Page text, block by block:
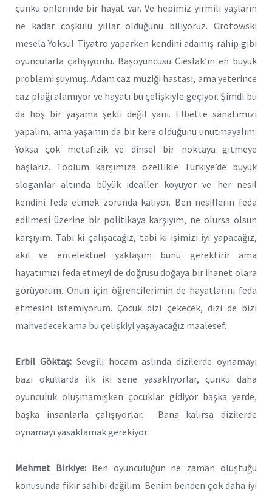
çünkü önlerinde bir hayat var. Ve hepimiz yirmili yaşların
ne kadar coşkulu yıllar olduğunu biliyoruz. Grotowski
mesela Yoksul Tiyatro yaparken kendini adamış rahip gibi
oyuncularla çalışıyordu. Başoyuncusu Cieslak’ın en büyük
problemi şuymuş. Adam caz müziği hastası, ama yeterince
caz plağı alamıyor ve hayatı bu çelişkiyle geçiyor. Şimdi bu
da hoş bir yaşama şekli değil yani. Elbette sanatımızı
yapalım, ama yaşamın da bir kere olduğunu unutmayalım.
Yoksa çok metafizik ve dinsel bir noktaya gitmeye
başlarız. Toplum karşımıza özellikle Türkiye’de büyük
sloganlar altında büyük idealler koyuyor ve her nesil
kendini feda etmek zorunda kalıyor. Ben nesillerin feda
edilmesi üzerine bir politikaya karşıyım, ne olursa olsun
karşıyım. Tabi ki çalışacağız, tabi ki işimizi iyi yapacağız,
akıl ve entelektüel yaklaşım bunu gerektirir ama
hayatımızı feda etmeyi de doğrusu doğaya bir ihanet olara
görüyorum. Onun için öğrencilerimin de hayatlarını feda
etmesini istemiyorum. Çocuk dizi çekecek, dizi de bizi
mahvedecek ama bu çelişkiyi yaşayacağız maalesef.
Erbil Göktaş:Sevgili hocam aslında dizilerde oynamayı
bazı okullarda ilk iki sene yasaklıyorlar, çünkü daha
oyunculuk oluşmamışken çocuklar gidiyor başka yerde,
başka insanlarla çalışıyorlar. Bana kalırsa dizilerde
oynamayı yasaklamak gerekiyor.
Mehmet Birkiye:Ben oyunculuğun ne zaman oluştuğu
konusunda fikir sahibi değilim. Benim benden çok daha iyi